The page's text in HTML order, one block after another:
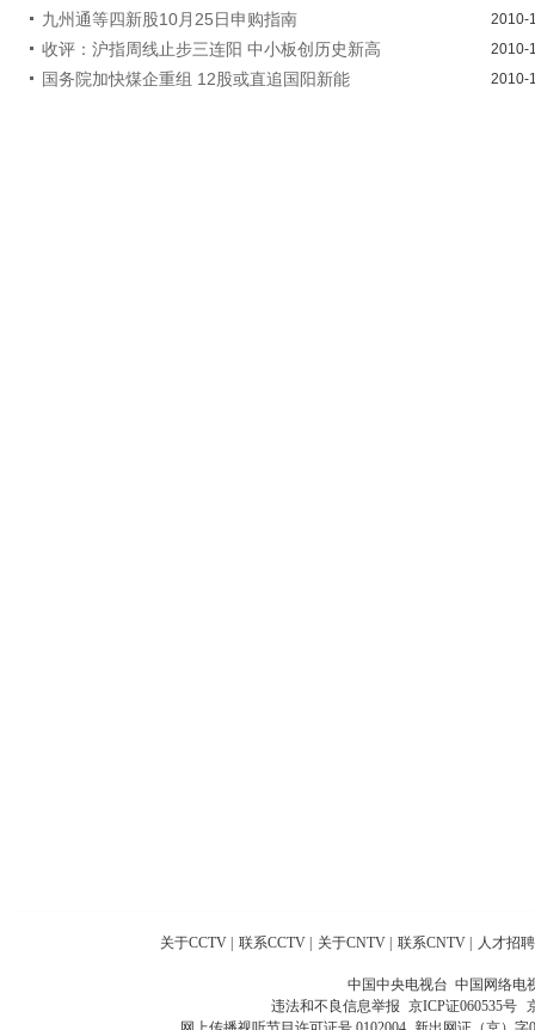
九州通等四新股10月25日申购指南 2010-
收评：沪指周线止步三连阳 中小板创历史新高 2010-
国务院加快煤企重组 12股或直追国阳新能 2010-
关于CCTV 联系CCTV 关于CNTV 联系CNTV 人才招聘
中国中央电视台 中国网络电
违法和不良信息举报 京ICP证060535号